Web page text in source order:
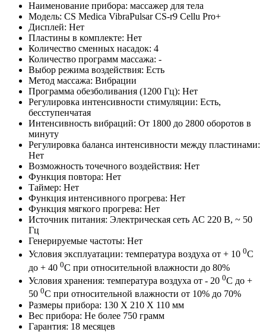
Наименование прибора: массажер для тела
Модель: CS Medica VibraPulsar CS-r9 Cellu Pro+
Дисплей: Нет
Пластины в комплекте: Нет
Количество сменных насадок: 4
Количество программ массажа: -
Выбор режима воздействия: Есть
Метод массажа: Вибрации
Программа обезболивания (1200 Гц): Нет
Регулировка интенсивности стимуляции: Есть,
бесступенчатая
Интенсивность вибраций: От 1800 до 2800 оборотов в
минуту
Регулировка баланса интенсивности между пластинами:
Нет
Возможность точечного воздействия: Нет
Функция повтора: Нет
Таймер: Нет
Функция интенсивного прогрева: Нет
Функция мягкого прогрева: Нет
Источник питания: Электрическая сеть АС 220 В, ~ 50
Гц
Генерируемые частоты: Нет
Условия эксплуатации: температура воздуха от + 10 0C
до + 40 0C при относительной влажности до 80%
Условия хранения: температура воздуха от - 20 0C до +
50 0C при относительной влажности от 10% до 70%
Размеры прибора: 130 X 210 X 110 мм
Вес прибора: Не более 750 грамм
Гарантия: 18 месяцев